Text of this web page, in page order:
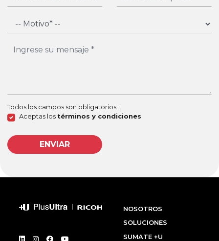
Todos los campos son obligatorios |
Aceptas los términos y condiciones
ENVIAR
NOSOTROS
SOLUCIONES
SUMATE +U